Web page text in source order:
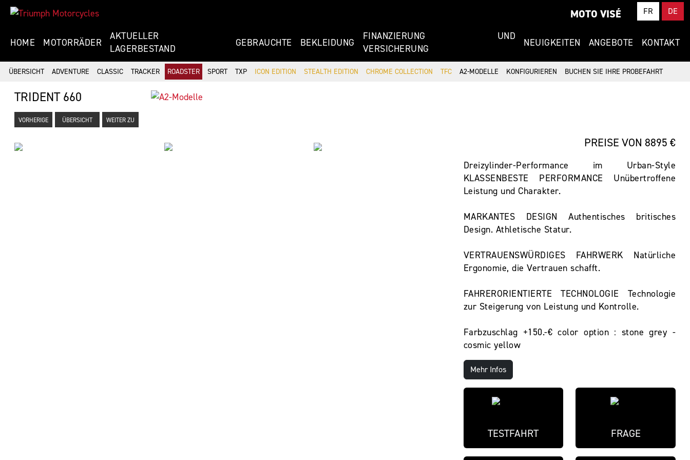
MOTO VISÉ FR DE
HOME MOTORRÄDER
AKTUELLER
LAGERBESTAND
GEBRAUCHTE BEKLEIDUNG
FINANZIERUNG UND
VERSICHERUNG
NEUIGKEITEN ANGEBOTE KONTAKT
ÜBERSICHT ADVENTURE CLASSIC TRACKER ROADSTER SPORT TXP ICON EDITION STEALTH EDITION CHROME COLLECTION TFC A2-MODELLE KONFIGURIEREN BUCHEN SIE IHRE PROBEFAHRT
TRIDENT 660
VORHERIGE ÜBERSICHT WEITER ZU
PREISE VON 8895 €
Dreizylinder-Performance im Urban-Style
KLASSENBESTE PERFORMANCE Unübertroffene
Leistung und Charakter.
MARKANTES DESIGN Authentisches britisches
Design. Athletische Statur.
VERTRAUENSWÜRDIGES FAHRWERK Natürliche
Ergonomie, die Vertrauen schafft.
FAHRERORIENTIERTE TECHNOLOGIE Technologie
zur Steigerung von Leistung und Kontrolle.
Farbzuschlag +150.-€ color option : stone grey -
cosmic yellow
Mehr Infos
TESTFAHRT FRAGE